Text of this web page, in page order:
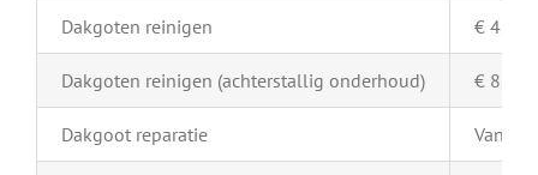
Dakgoten reinigen € 4,-
Dakgoten reinigen (achterstallig onderhoud) € 8,-
Dakgoot reparatie Vanaf